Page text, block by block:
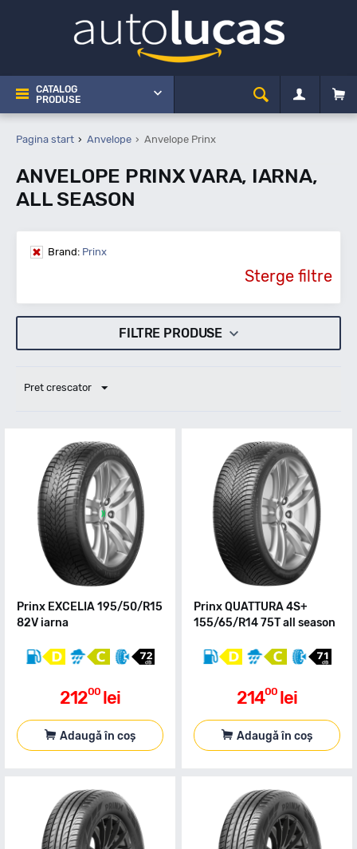
CATALOG
PRODUSE
Pagina start Anvelope Anvelope Prinx
ANVELOPE PRINX VARA, IARNA,
ALL SEASON
Brand: Prinx
Sterge filtre
FILTRE PRODUSE
Pret crescator
Prinx EXCELIA 195/50/R15
82V iarna
21200 lei
Adaugă în coș
Prinx QUATTURA 4S+
155/65/R14 75T all season
21400 lei
Adaugă în coș